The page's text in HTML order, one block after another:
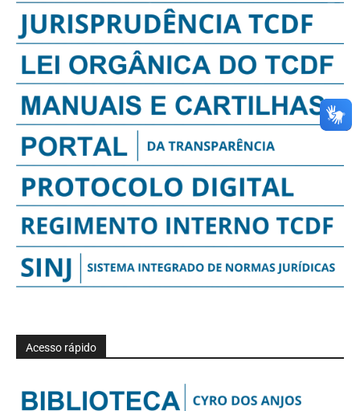
Acesso rápido